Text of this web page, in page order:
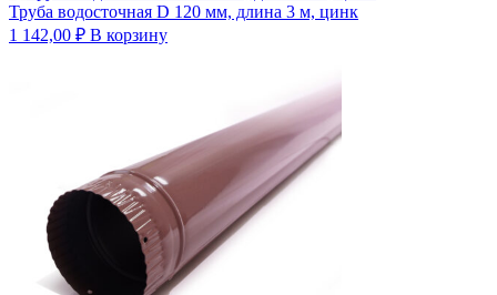
Труба водосточная D 120 мм, длина 3 м, цинк
1 142,00 ₽ В корзину